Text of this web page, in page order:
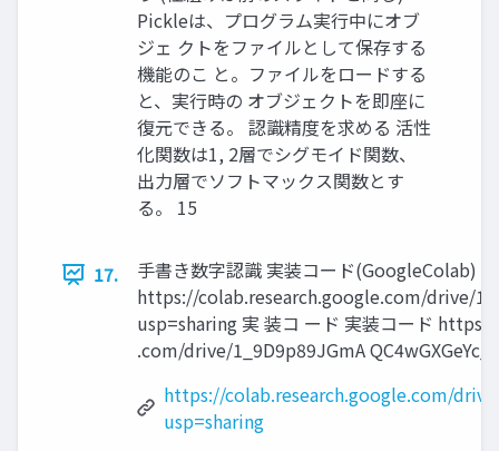
Pickleは、プログラム実行中にオブ
ジェ クトをファイルとして保存する
機能のこ と。ファイルをロードする
と、実行時の オブジェクトを即座に
復元できる。 認識精度を求める 活性
化関数は1, 2層でシグモイド関数、
出力層でソフトマックス関数とす
る。 15
17.
手書き数字認識 実装コード(GoogleColab)
https://colab.research.google.com/drive/
usp=sharing 実 装コ ード 実装コード
.com/drive/1_9D9p89JGmA
https://colab.research.google.com/drive/
usp=sharing